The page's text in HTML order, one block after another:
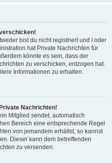
bist du nicht registriert und / oder
hat Private Nachrichten für
könnte es sein, dass der
zu verschicken, entzogen hat.
Informationen zu erhalten.
Nachrichten!
Mitglied sendet, automatisch
Bereich eine entsprechende Regel
von jemandem erhältst, so kannst
Dieser kann dem betreffenden
zu versenden.